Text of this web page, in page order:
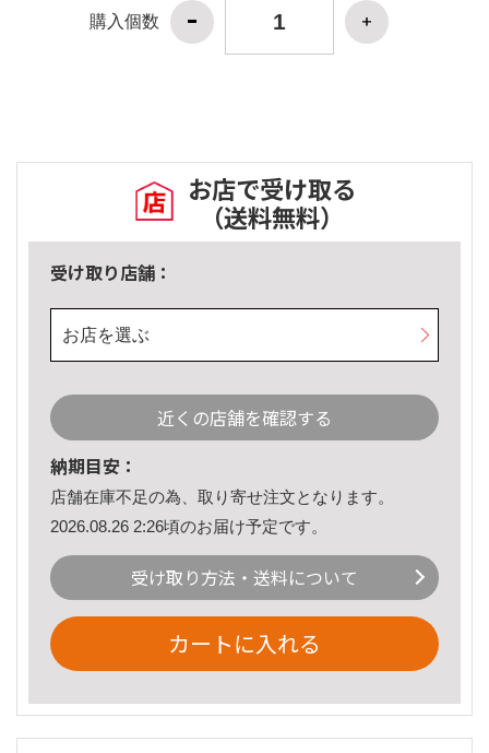
購入個数
お店で受け取る
（送料無料）
受け取り店舗：
お店を選ぶ
近くの店舗を確認する
納期目安：
店舗在庫不足の為、取り寄せ注文となります。
2026.08.26 2:26頃のお届け予定です。
受け取り方法・送料について
カートに入れる